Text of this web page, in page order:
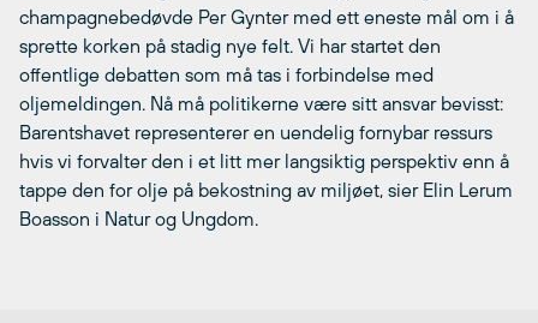
champagnebedøvde Per Gynter med ett eneste mål om i å
sprette korken på stadig nye felt. Vi har startet den
offentlige debatten som må tas i forbindelse med
oljemeldingen. Nå må politikerne være sitt ansvar bevisst:
Barentshavet representerer en uendelig fornybar ressurs
hvis vi forvalter den i et litt mer langsiktig perspektiv enn å
tappe den for olje på bekostning av miljøet, sier Elin Lerum
Boasson i Natur og Ungdom.